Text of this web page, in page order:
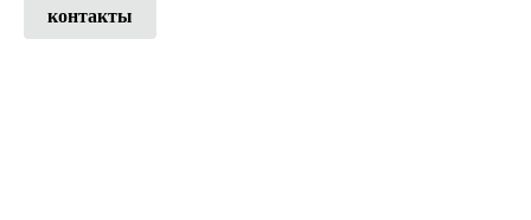
контакты